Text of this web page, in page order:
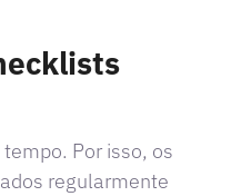
Por isso, os
regularmente